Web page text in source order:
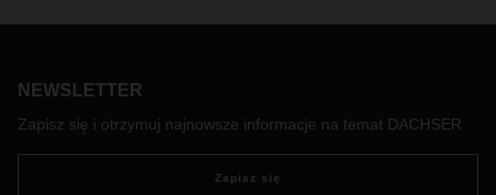
Historie opisane w tym wydaniu DACHSER magazine
NEWSLETTER
Zapisz się i otrzymuj najnowsze informacje na temat DACHSER
Zapisz się